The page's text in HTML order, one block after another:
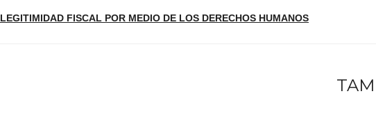
LEGITIMIDAD FISCAL POR MEDIO DE LOS DERECHOS HUMANOS